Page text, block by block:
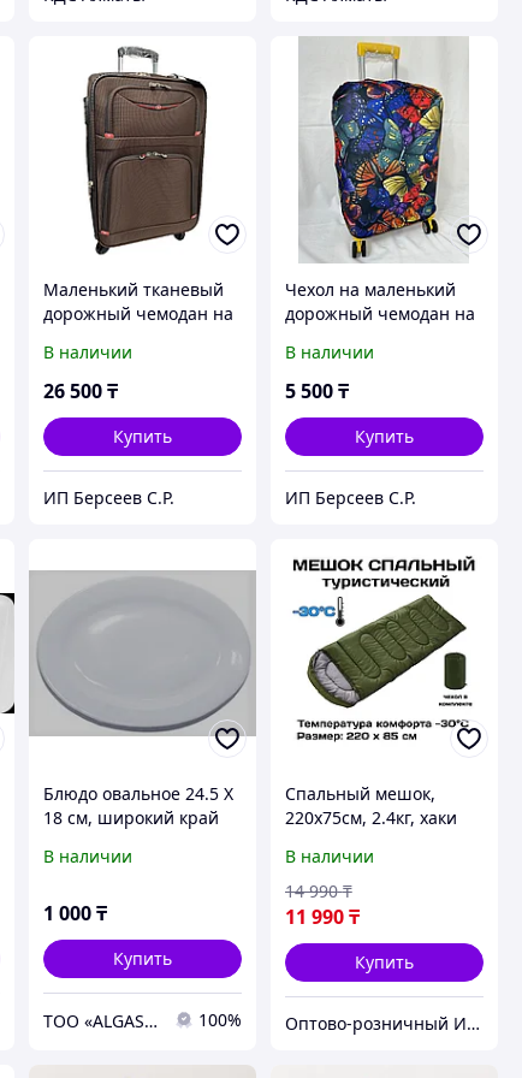
Маленький тканевый
дорожный чемодан на
высота 57 см, ширина
36 см, глубина 24 см
В наличии
26 500 ₸
Купить
ИП Берсеев С.Р.
Чехол на маленький
дорожный чемодан на
51(без колёс) см,
ширина 37 см, глубина
В наличии
5 500₸
Купить
ИП Берсеев С.Р.
Блюдо овальное 24.5 Х
18 см, широкий край
В наличии
1 000 ₸
Купить
ТОО «ALGASHQY ADYM» ЖШС (ГРУППА КОМПАНИЙ VERMI GASTRO MASCHINEN) 100%
Спальный мешок,
220х75см, 2.4кг, хаки
В наличии
11 990₸
14 990 ₸
Купить
Оптово-розничный Интернет Магазин «KazGym»